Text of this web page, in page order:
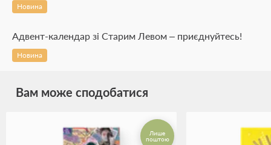
Новина
Адвент-календар зі Старим Левом – приєднуйтесь!
Новина
Вам може сподобатися
Лише
поштою